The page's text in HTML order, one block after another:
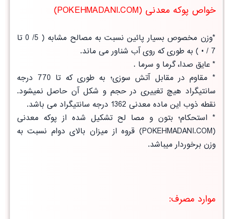
خواص پوکه معدنی (POKEHMADANI.COM)
*وزن مخصوص بسیار پائین نسبت به مصالح مشابه ( 5/ 0 تا
7 / • ) به طوری که روی آب شناور می ماند.
* عایق صدا، گرما و سرما .
* مقاوم در مقابل آتش سوزی؛ به طوری که تا 770 درجه
سانتیگراد هیچ تغییری در حجم و شکل آن حاصل نمیشود.
نقطه ذوب این ماده معدنی 1362 درجه سانتیگراد می باشد.
* استحکام؛ بتون و مصا لح تشکیل شده از پوکه معدنی
(POKEHMADANI.COM) قروه از
میزان بالای دوام نسبت به
وزن برخوردار میباشد.
موارد مصرف: